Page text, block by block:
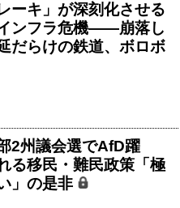
ーキ」が深刻化させる
インフラ危機――崩落し
だらけの鉄道、ボロボ
2州議会選でAfD躍
る移民・難民政策「極
」の是非